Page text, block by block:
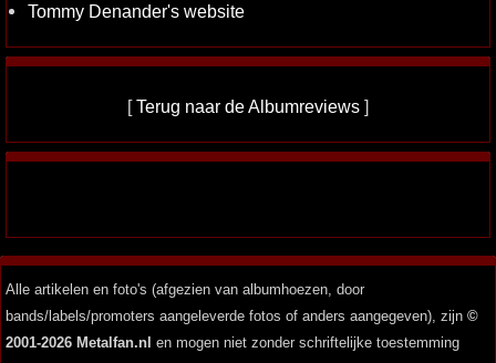
Tommy Denander's website
[Terug naar de Albumreviews ]
Alle artikelen en foto's (afgezien van albumhoezen, door
bands/labels/promoters aangeleverde fotos of anders aangegeven), zijn ©
2001-2026 Metalfan.nl en mogen niet zonder schriftelijke toestemming